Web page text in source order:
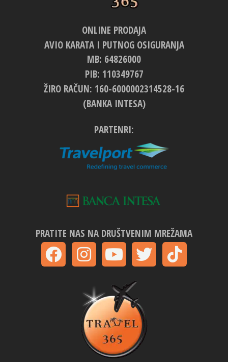
ONLINE PRODAJA
AVIO KARATA I PUTNOG OSIGURANJA
MB: 64826000
PIB: 110349767
ŽIRO RAČUN: 160-6000002314528-16
(BANKA INTESA)
PARTENRI:
PRATITE NAS NA DRUŠTVENIM MREŽAMA